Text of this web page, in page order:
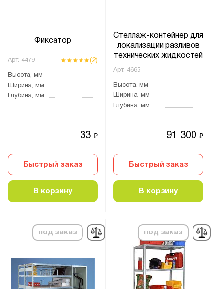
Фиксатор
Арт. 4479 (2)
Высота, мм
Ширина, мм
Глубина, мм
33₽
Быстрый заказ
В корзину
Стеллаж-контейнер для
локализации разливов
технических жидкостей
Арт. 4665
Высота, мм
Ширина, мм
Глубина, мм
91 300₽
Быстрый заказ
В корзину
под заказ под заказ